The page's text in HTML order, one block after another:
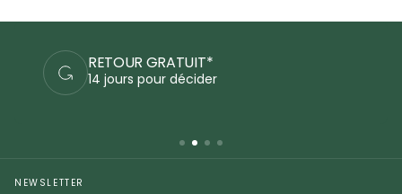
PAIEMENTS SÉCURISÉS
Commandez en sécurité
NEWSLETTER